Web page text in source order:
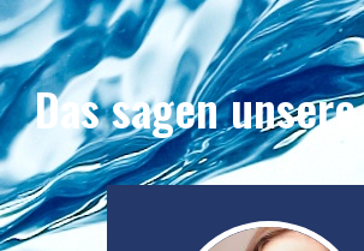
Das sagen